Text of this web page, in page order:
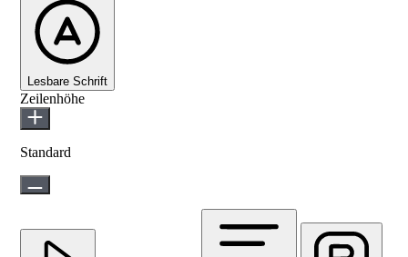
Lesbare Schrift
Zeilenhöhe
Standard